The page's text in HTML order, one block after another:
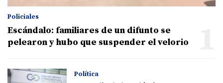
Policiales
Escándalo: familiares de un difunto se
pelearon y hubo que suspender el velorio
Política